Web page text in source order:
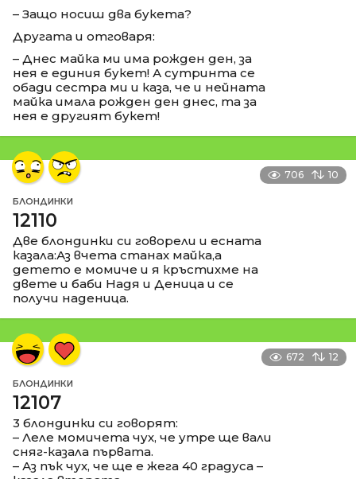
– Защо носиш два букета?
Другата и отговаря:
– Днес майка ми има рожден ден, за
нея е единия букет! А сутринта се
обади сестра ми и каза, че и нейната
майка имала рожден ден днес, та за
нея е другият букет!
706 10
БЛОНДИНКИ
12110
Две блондинки си говорели и есната
казала:Аз вчета станах майка,а
детето е момиче и я кръстихме на
двете и баби Надя и Деница и се
получи наденица.
672 12
БЛОНДИНКИ
12107
3 блондинки си говорят:
– Леле момичета чух, че утре ще вали
сняг-казала първата.
– Аз пък чух, че ще е жега 40 градуса –